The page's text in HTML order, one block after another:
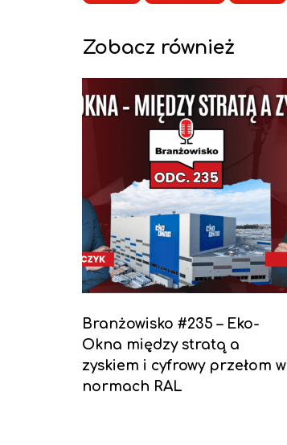
Zobacz również
Branżowisko #235 – Eko-
Okna między stratą a
zyskiem i cyfrowy przełom w
normach RAL